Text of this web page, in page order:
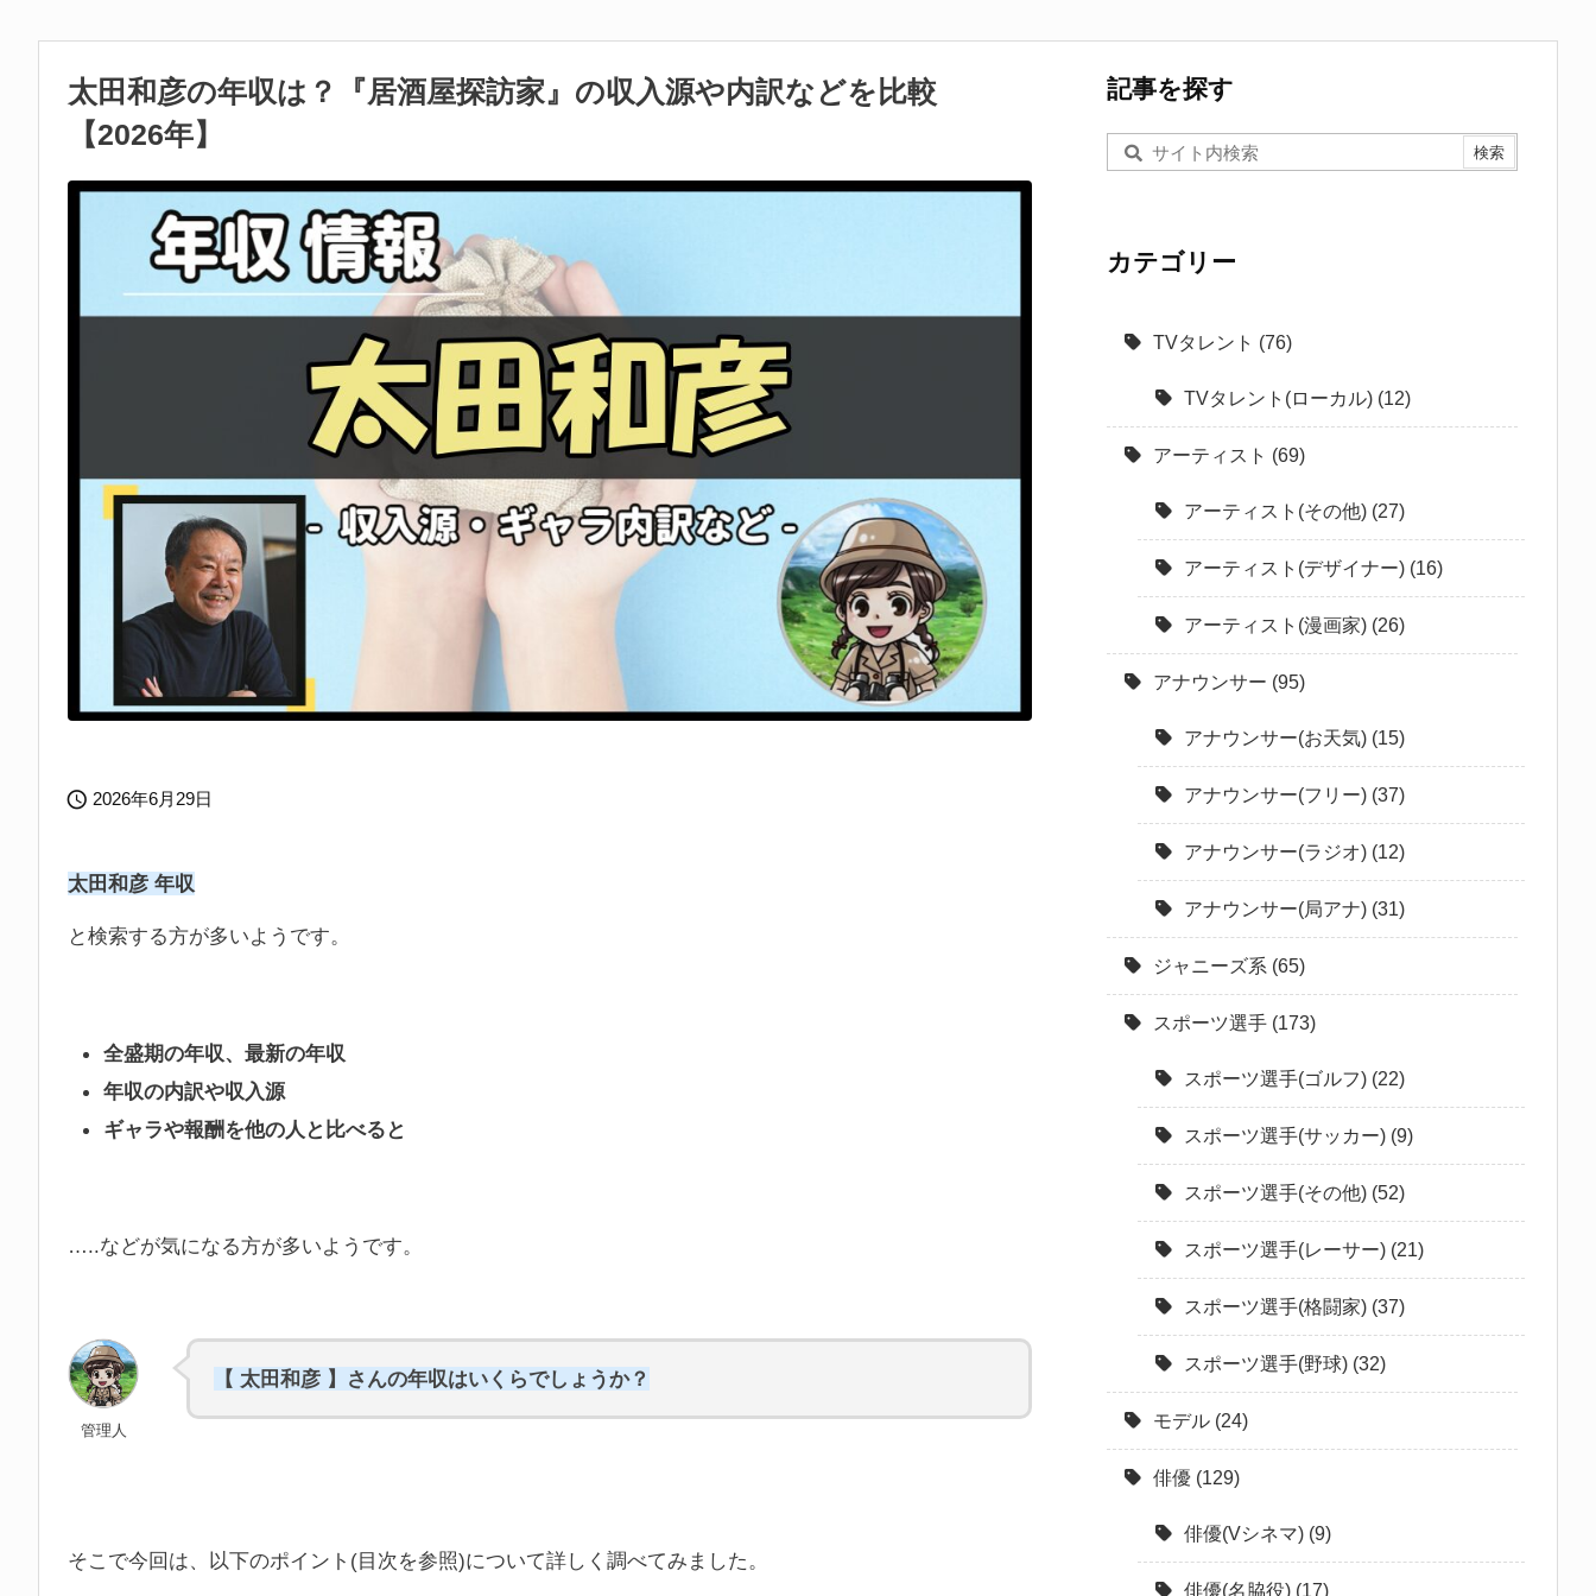
太田和彦の年収は？『居酒屋探訪家』の収入源や内訳などを比較
【2026年】
 2026年6月29日
太田和彦 年収
と検索する方が多いようです。
全盛期の年収、最新の年収
年収の内訳や収入源
ギャラや報酬を他の人と比べると
…..などが気になる方が多いようです。
管理人
【 太田和彦 】さんの年収はいくらでしょうか？
そこで今回は、以下のポイント(目次を参照)について詳しく調べてみました。
記事を探す
カテゴリー
TVタレント (76)
TVタレント(ローカル) (12)
アーティスト (69)
アーティスト(その他) (27)
アーティスト(デザイナー) (16)
アーティスト(漫画家) (26)
アナウンサー (95)
アナウンサー(お天気) (15)
アナウンサー(フリー) (37)
アナウンサー(ラジオ) (12)
アナウンサー(局アナ) (31)
ジャニーズ系 (65)
スポーツ選手 (173)
スポーツ選手(ゴルフ) (22)
スポーツ選手(サッカー) (9)
スポーツ選手(その他) (52)
スポーツ選手(レーサー) (21)
スポーツ選手(格闘家) (37)
スポーツ選手(野球) (32)
モデル (24)
俳優 (129)
俳優(Vシネマ) (9)
俳優(名脇役) (17)